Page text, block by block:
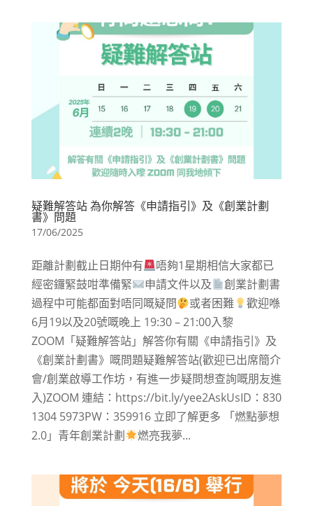
疑難解答站 為你解答《申請指引》及《創業計劃
書》問題
17/06/2025
距離計劃截止日期仲有
唔夠1星期相信大家都已
經密鑼緊鼓咁準備緊
申請文件以及
創業計劃書
過程中可能都面對唔同嘅疑問
或者困難
​歡迎喺
6月19以及20號嘅晚上 19:30 – 21:00入黎
ZOOM「疑難解答站」解答你有關《申請指引》及
《創業計劃書》嘅問題​疑難解答站(歡迎已出席簡介
會/創業啟導工作坊，有進一步疑問想查詢嘅朋友進
入)​ZOOM 連結：https://bit.ly/yee2AskUsID：830
1304 5973PW：359916 立即了解更多 「燃點夢想
2.0」青年創業計劃
燃亮我夢...